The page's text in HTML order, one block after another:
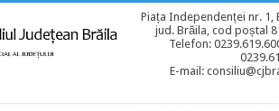
Piața Independenței nr. 1,
jud. Brăila, cod poștal
Telefon:
E-mail: